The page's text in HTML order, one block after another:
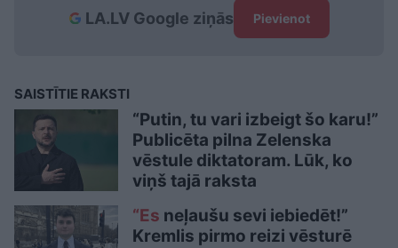
LA.LV Google ziņās Pievienot
SAISTĪTIE RAKSTI
“Putin, tu vari izbeigt šo karu!”
Publicēta pilna Zelenska
vēstule diktatoram. Lūk, ko
viņš tajā raksta
“Es neļaušu sevi iebiedēt!”
Kremlis pirmo reizi vēsturē